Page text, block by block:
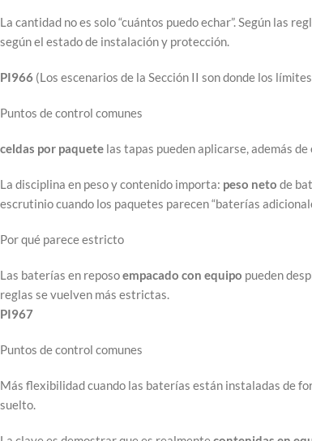
La cantidad no es solo “cuántos puedo echar”. Según las
según el estado de instalación y protección.
PI966 (Los escenarios de la Sección II son donde los
Puntos de control comunes
celdas por paquete las tapas pueden aplicarse, además
La disciplina en peso y contenido importa: peso neto de
escrutinio cuando los paquetes parecen “baterías
Por qué parece estricto
Las baterías en reposoempacado con equipo pueden
reglas se vuelven más estrictas.
PI967
Puntos de control comunes
Más flexibilidad cuando las baterías están instaladas de
suelto.